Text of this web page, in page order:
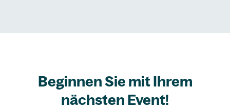
Beginnen Sie mit Ihrem
nächsten Event!